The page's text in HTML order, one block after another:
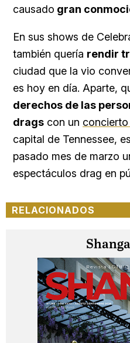
causado gran
En sus shows de
también quería rendir
ciudad que la vio
es hoy en día. Aparte,
derechos de las
drags con un
capital de Tennessee,
pasado mes de marzo
espectáculos drag en
RELACIONADOS